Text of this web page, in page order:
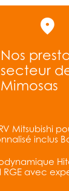
Nos
secteur
Mimosas
Mitsubishi
inclus
RGE avec